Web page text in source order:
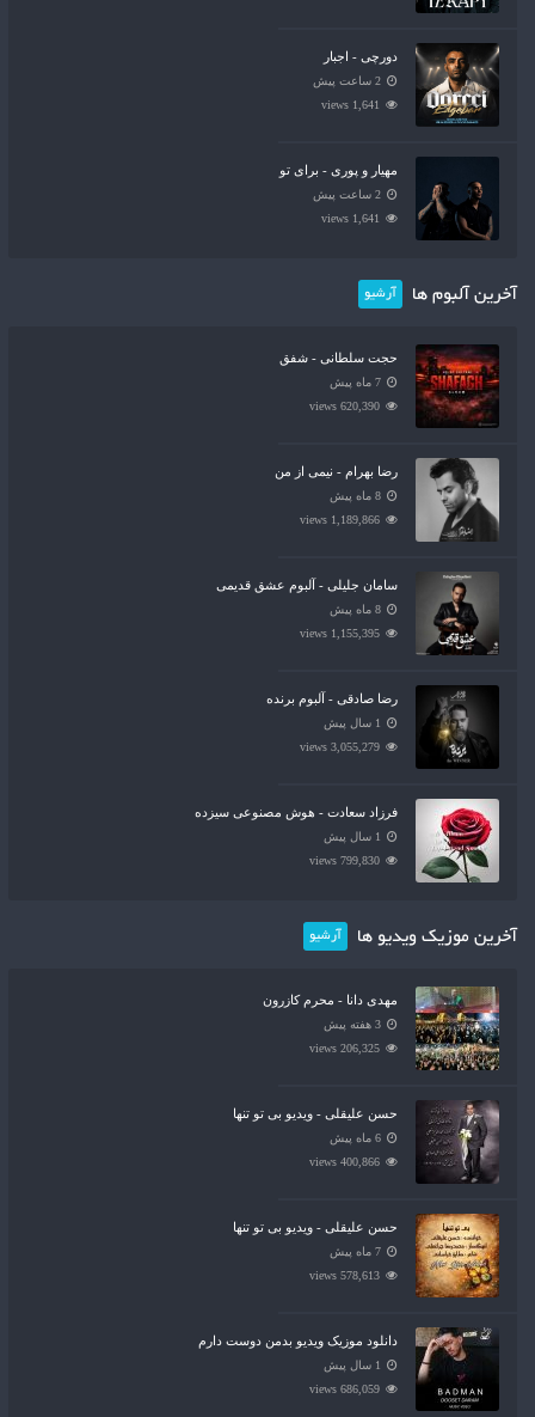
دورچی - اجبار
2 ساعت پیش
1,641 views
مهیار و پوری - برای تو
2 ساعت پیش
1,641 views
آخرین آلبوم ها آرشیو
حجت سلطانی - شفق
7 ماه پیش
620,390 views
رضا بهرام - نیمی از من
8 ماه پیش
1,189,866 views
سامان جلیلی - آلبوم عشق قدیمی
8 ماه پیش
1,155,395 views
رضا صادقی - آلبوم برنده
1 سال پیش
3,055,279 views
فرزاد سعادت - هوش مصنوعی سیزده
1 سال پیش
799,830 views
آخرین موزیک ویدیو ها آرشیو
مهدی دانا - محرم کازرون
3 هفته پیش
206,325 views
حسن علیقلی - ویدیو بی تو تنها
6 ماه پیش
400,866 views
حسن علیقلی - ویدیو بی تو تنها
7 ماه پیش
578,613 views
دانلود موزیک ویدیو بدمن دوست دارم
1 سال پیش
686,059 views